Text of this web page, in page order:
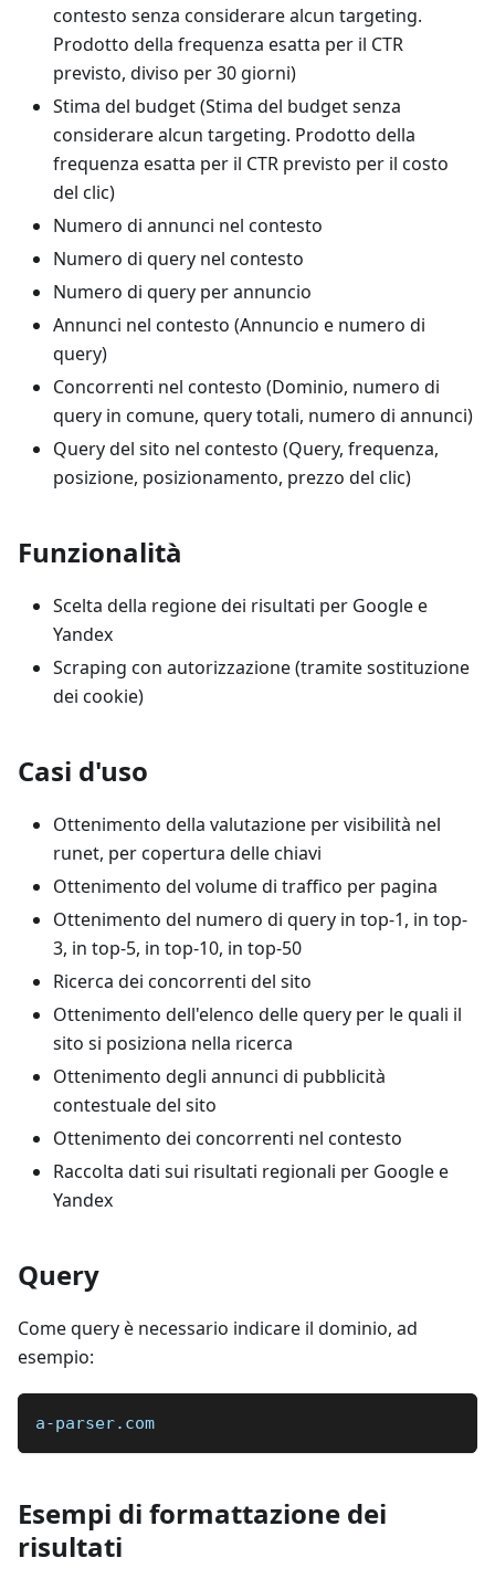
contesto senza considerare alcun targeting.
Prodotto della frequenza esatta per il CTR
previsto, diviso per 30 giorni)
Stima del budget (Stima del budget senza
considerare alcun targeting. Prodotto della
frequenza esatta per il CTR previsto per il costo
del clic)
Numero di annunci nel contesto
Numero di query nel contesto
Numero di query per annuncio
Annunci nel contesto (Annuncio e numero di
query)
Concorrenti nel contesto (Dominio, numero di
query in comune, query totali, numero di annunci)
Query del sito nel contesto (Query, frequenza,
posizione, posizionamento, prezzo del clic)
Funzionalità
Scelta della regione dei risultati per Google e
Yandex
Scraping con autorizzazione (tramite sostituzione
dei cookie)
Casi d'uso
Ottenimento della valutazione per visibilità nel
runet, per copertura delle chiavi
Ottenimento del volume di traffico per pagina
Ottenimento del numero di query in top-1, in top-
3, in top-5, in top-10, in top-50
Ricerca dei concorrenti del sito
Ottenimento dell'elenco delle query per le quali il
sito si posiziona nella ricerca
Ottenimento degli annunci di pubblicità
contestuale del sito
Ottenimento dei concorrenti nel contesto
Raccolta dati sui risultati regionali per Google e
Yandex
Query
Come query è necessario indicare il dominio, ad
esempio:
a-parser.com
Esempi di formattazione dei
risultati